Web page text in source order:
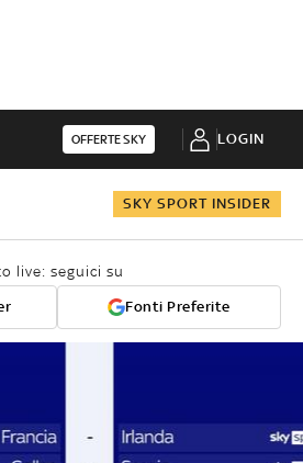
OFFERTE SKY LOGIN
SKY SPORT INSIDER
live: seguici su
Fonti Preferite